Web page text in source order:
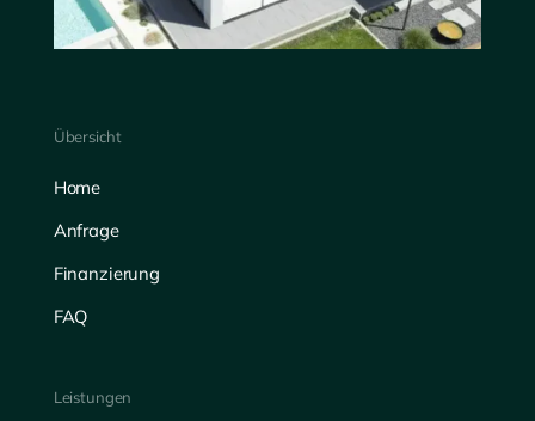
Übersicht
Home
Anfrage
Finanzierung
FAQ
Leistungen